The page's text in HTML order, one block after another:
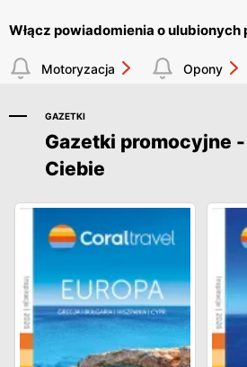
Włącz powiadomienia o
Motoryzacja Opony
GAZETKI
Gazetki promocyjne
Ciebie